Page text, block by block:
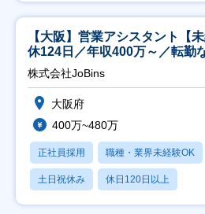
【大阪】営業アシスタント【
休124日／年収400万～／転勤
株式会社JoBins
大阪府
400万~480万
正社員採用 職種・業界未経験OK
土日祝休み 休日120日以上